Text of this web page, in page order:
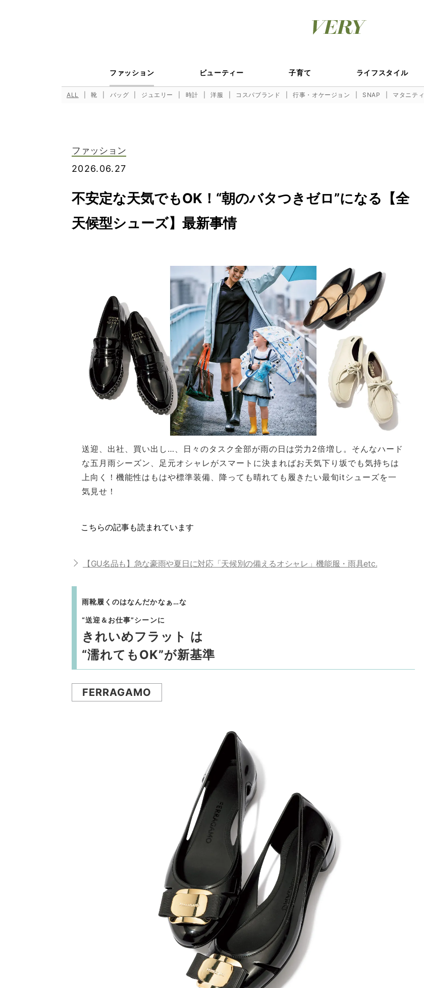
ファッション ビューティー 子育て ライフスタイル
ALL 靴 バッグ ジュエリー 時計 洋服 コスパブランド 行事・オケージョン SNAP マタニティ
ファッション
2026.06.27
不安定な天気でもOK！“朝のバタつきゼロ”になる【全
天候型シューズ】最新事情
送迎、出社、買い出し…、日々のタスク全部が雨の日は労力2倍増し。そんなハード
な五月雨シーズン、足元オシャレがスマートに決まればお天気下り坂でも気持ちは
上向く！機能性はもはや標準装備、降っても晴れても履きたい最旬itシューズを一
気見せ！
こちらの記事も読まれています
【GU名品も】急な豪雨や夏日に対応「天候別の備えるオシャレ」機能服・雨具etc.
雨靴履くのはなんだかなぁ…な
“送迎＆お仕事”シーンに
きれいめフラット は
“濡れてもOK”が新基準
FERRAGAMO